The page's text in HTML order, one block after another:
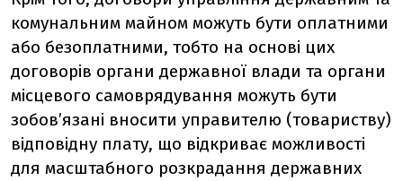
комунальним майном можуть бути оплатними
або безоплатними, тобто на основі цих
договорів органи державної влади та органи
місцевого самоврядування можуть бути
зобов’язані вносити управителю (товариству)
відповідну плату, що відкриває можливості
для масштабного розкрадання державних